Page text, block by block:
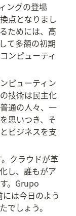
ングの登場
点となりまし
ためには、高
て多額の初期
ンピューティ
ピューティン
技術は民主化
通の人々、一
思いつき、そ
ビジネスを支
クラウドが革
し、誰もがア
。Grupo
は今日のよう
でしょう。